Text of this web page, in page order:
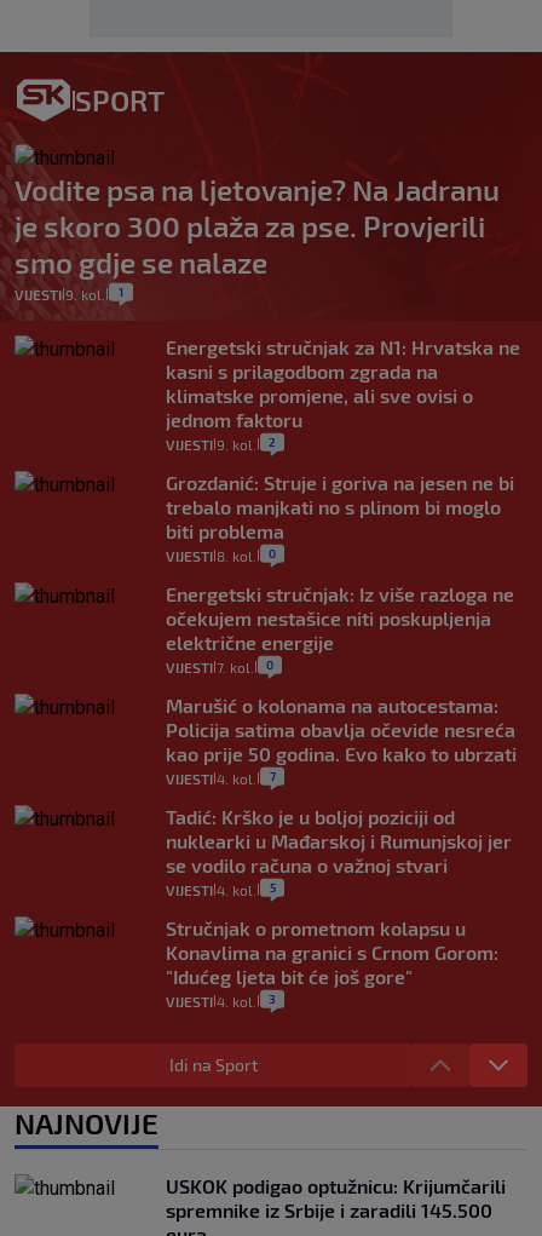
SPORT
Vodite psa na ljetovanje? Na Jadranu
je skoro 300 plaža za pse. Provjerili
smo gdje se nalaze
VIJESTI|9. kol. 1
Energetski stručnjak za N1: Hrvatska ne
kasni s prilagodbom zgrada na
klimatske promjene, ali sve ovisi o
jednom faktoru
VIJESTI 9. kol. 2
Grozdanić: Struje i goriva na jesen ne bi
trebalo manjkati no s plinom bi moglo
biti problema
VIJESTI 8. kol. 0
Energetski stručnjak: Iz više razloga ne
očekujem nestašice niti poskupljenja
električne energije
VIJESTI 7. kol. 0
Marušić o kolonama na autocestama:
Policija satima obavlja očevide nesreća
kao prije 50 godina. Evo kako to ubrzati
VIJESTI 4. kol. 7
Tadić: Krško je u boljoj poziciji od
nuklearki u Mađarskoj i Rumunjskoj jer
se vodilo računa o važnoj stvari
VIJESTI 4. kol. 5
Stručnjak o prometnom kolapsu u
Konavlima na granici s Crnom Gorom:
"Idućeg ljeta bit će još gore"
VIJESTI 4. kol. 3
Iz Hrvatske u Italiju može se i preko
mora. Provjerili smo brodske linije i
2
rajčica košta deset eura: "Nećete ih
vidjeti na akcijama u trgovinama"
VIJESTI 8
Idi na Sport
NAJNOVIJE
USKOK podigao optužnicu: Krijumčarili
spremnike iz Srbije i zaradili 145.500